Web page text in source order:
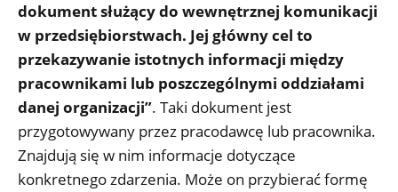
dokument służący do wewnętrznej komunikacji
w przedsiębiorstwach. Jej główny cel to
przekazywanie istotnych informacji między
pracownikami lub poszczególnymi oddziałami
danej organizacji”. Taki dokument jest
przygotowywany przez pracodawcę lub pracownika.
Znajdują się w nim informacje dotyczące
konkretnego zdarzenia. Może on przybierać formę